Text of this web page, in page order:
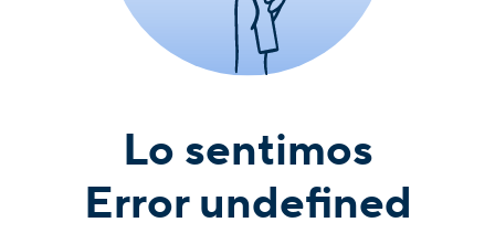
Lo sentimos
Error undefined